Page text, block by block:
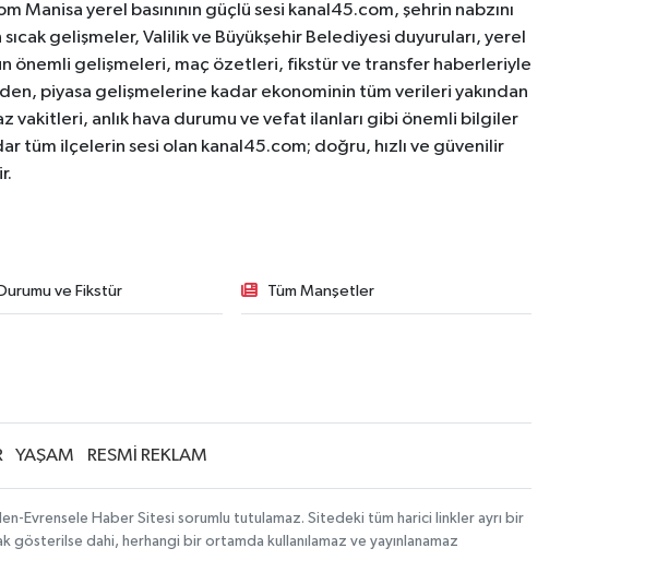
Manisa yerel basınının güçlü sesi kanal45.com, şehrin nabzını
gelişmeler, Valilik ve Büyükşehir Belediyesi duyuruları, yerel
önemli gelişmeleri, maç özetleri, fikstür ve transfer haberleriyle
piyasa gelişmelerine kadar ekonominin tüm verileri yakından
vakitleri, anlık hava durumu ve vefat ilanları gibi önemli bilgiler
tüm ilçelerin sesi olan kanal45.com; doğru, hızlı ve güvenilir
ve Fikstür Tüm Manşetler
YAŞAM RESMİ REKLAM
Evrensele Haber Sitesi sorumlu tutulamaz. Sitedeki tüm harici linkler ayrı bir
gösterilse dahi, herhangi bir ortamda kullanılamaz ve yayınlanamaz